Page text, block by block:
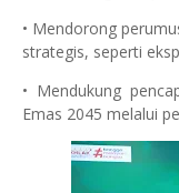
• Mendorong
strategis, seperti
• Mendukung
Emas 2045 melalui